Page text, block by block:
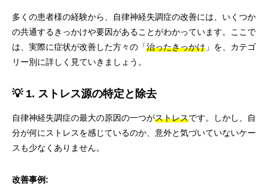
多くの患者様の経験から、自律神経失調症の改善には、いくつか
の共通するきっかけや要因があることがわかっています。ここで
は、実際に症状が改善した方々の「治ったきっかけ 」を、カテゴ
リー別に詳しく見ていきましょう。
💡 1. ストレス源の特定と除去
自律神経失調症の最大の原因の一つがストレスです。しかし、自
分が何にストレスを感じているのか、意外と気づいていないケー
スも少なくありません。
改善事例: